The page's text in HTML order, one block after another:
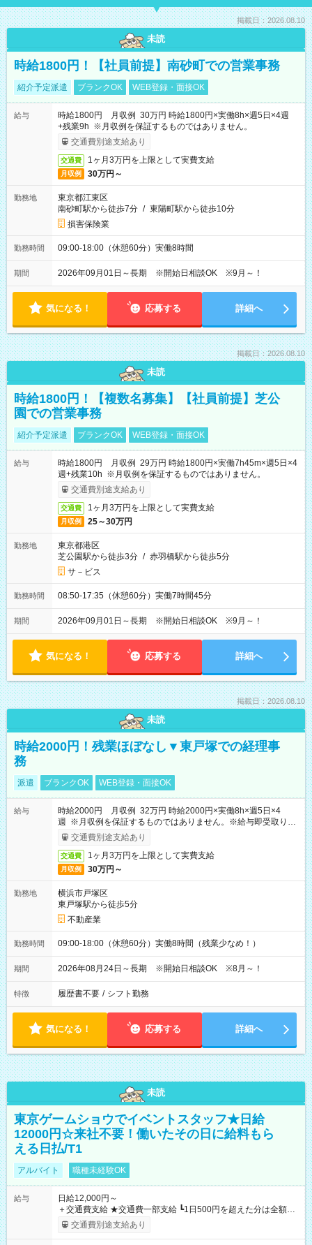
掲載日：2026.08.10
未読
時給1800円！【社員前提】南砂町での営業事務
紹介予定派遣 ブランクOK WEB登録・面接OK
給与
時給1800円 月収例 30万円 時給1800円×実働8h×週5日×4週
+残業9h ※月収例を保証するものではありません。
交通費別途支給あり
交通費 1ヶ月3万円を上限として実費支給
月収例 30万円～
勤務地
東京都江東区
南砂町駅から徒歩7分 / 東陽町駅から徒歩10分
損害保険業
勤務時間 09:00-18:00（休憩60分）実働8時間
期間 2026年09月01日～長期 ※開始日相談OK ※9月～！
気になる！ 応募する 詳細へ
掲載日：2026.08.10
未読
時給1800円！【複数名募集】【社員前提】芝公
園での営業事務
紹介予定派遣 ブランクOK WEB登録・面接OK
給与
時給1800円 月収例 29万円 時給1800円×実働7h45m×週5日×4
週+残業10h ※月収例を保証するものではありません。
交通費別途支給あり
交通費 1ヶ月3万円を上限として実費支給
月収例 25～30万円
勤務地
東京都港区
芝公園駅から徒歩3分 / 赤羽橋駅から徒歩5分
サ－ビス
勤務時間 08:50-17:35（休憩60分）実働7時間45分
期間 2026年09月01日～長期 ※開始日相談OK ※9月～！
気になる！ 応募する 詳細へ
掲載日：2026.08.10
未読
時給2000円！残業ほぼなし▼東戸塚での経理事
務
派遣 ブランクOK WEB登録・面接OK
給与
時給2000円 月収例 32万円 時給2000円×実働8h×週5日×4
週 ※月収例を保証するものではありません。※給与即受取りサ
ービス利用可（利用条件有）
交通費別途支給あり
交通費 1ヶ月3万円を上限として実費支給
月収例 30万円～
勤務地
横浜市戸塚区
東戸塚駅から徒歩5分
不動産業
勤務時間 09:00-18:00（休憩60分）実働8時間（残業少なめ！）
期間 2026年08月24日～長期 ※開始日相談OK ※8月～！
特徴 履歴書不要 / シフト勤務
気になる！ 応募する 詳細へ
未読
東京ゲームショウでイベントスタッフ★日給
12000円☆来社不要！働いたその日に給料もら
える日払/T1
アルバイト 職種未経験OK
給与
日給12,000円～
＋交通費支給 ★交通費一部支給 ┗1日500円を超えた分は全額支
給！ ※往復500円以内の方は自己負担となります ★日払いOK！
（規定あり） ┗働いたその日に現金GET♪ お仕事後はコンビニ
交通費別途支給あり